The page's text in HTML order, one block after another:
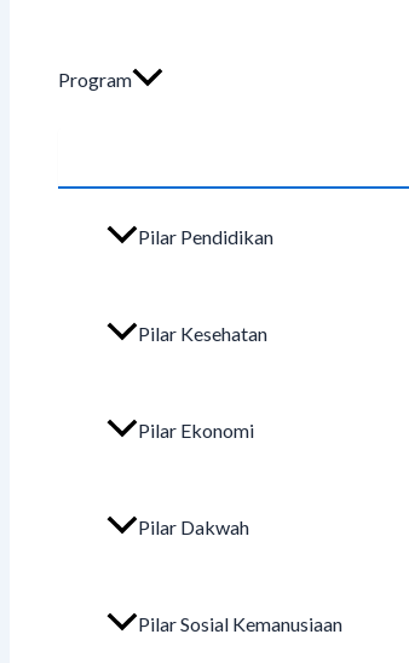
Program
Pilar Pendidikan
Pilar Kesehatan
Pilar Ekonomi
Pilar Dakwah
Pilar Sosial Kemanusiaan